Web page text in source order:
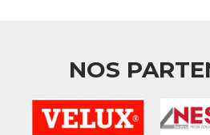
NOS